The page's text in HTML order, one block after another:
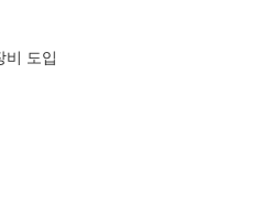
비 도입